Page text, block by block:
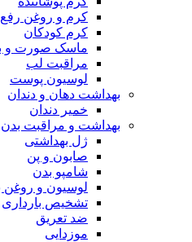
کرم و روغن رفع ترک بدن
کرم کودکان
ماسک صورت و بدن
مراقبت لب
لوسیون پوست
بهداشت دهان و دندان
خمیر دندان
بهداشت و مراقبت بدن
ژل بهداشتی
صابون و پن
شامپو بدن
لوسیون و روغن بدن
تشخیص بارداری
ضد تعریق
موزدایی